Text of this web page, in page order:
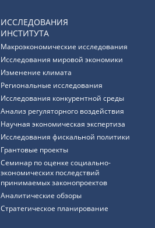
ИССЛЕДОВАНИЯ
ИНСТИТУТА
Макроэкономические исследования
Исследования мировой экономики
Изменение климата
Региональные исследования
Исследования конкурентной среды
Анализ регуляторного воздействия
Научная экономическая экспертиза
Исследования фискальной политики
Грантовые проекты
Семинар по оценке социально-
экономических последствий
принимаемых законопроектов
Аналитические обзоры
Стратегическое планирование